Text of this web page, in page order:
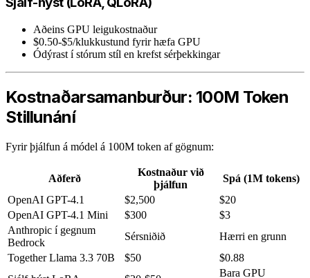
Aðeins GPU leigukostnaður
$0.50-$5/klukkustund fyrir hæfa GPU
Ódýrast í stórum stíl en krefst sérþekkingar
Kostnaðarsamanburður: 100M Token
Stillunání
Fyrir þjálfun á módel á 100M token af gögnum:
Aðferð
Kostnaður við
þjálfun
Spá (1M tokens)
OpenAI GPT-4.1
$2,500
$20
OpenAI GPT-4.1 Mini
$300
$3
Anthropic í gegnum
Bedrock
Sérsniðið
Hærri en grunn
Together Llama 3.3 70B
$50
$0.88
Bara GPU